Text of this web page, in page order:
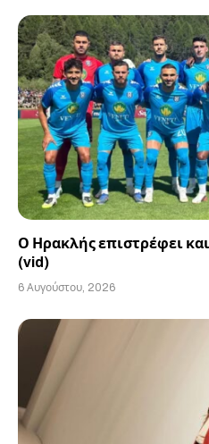
Ο Ηρακλής επιστρέφει
(vid)
6 Αυγούστου, 2026